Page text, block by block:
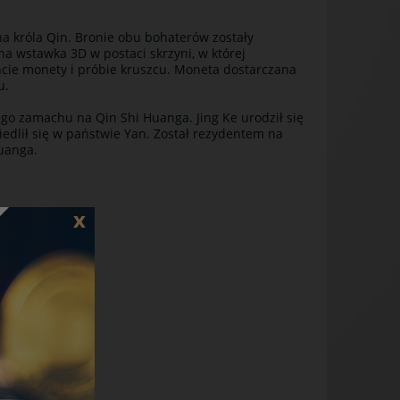
króla Qin. Bronie obu bohaterów zostały
wstawka 3D w postaci skrzyni, w której
monety i próbie kruszcu. Moneta dostarczana
zamachu na Qin Shi Huanga. Jing Ke urodził się
się w państwie Yan. Został rezydentem na
x